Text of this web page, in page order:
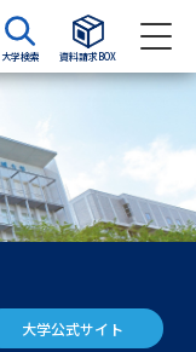
大学検索 資料請求BOX
共通テスト利用選抜の
大学公式サイト